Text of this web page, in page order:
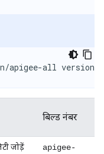
apigee-all version
बिल्ड नंबर
जोड़ें apigee-